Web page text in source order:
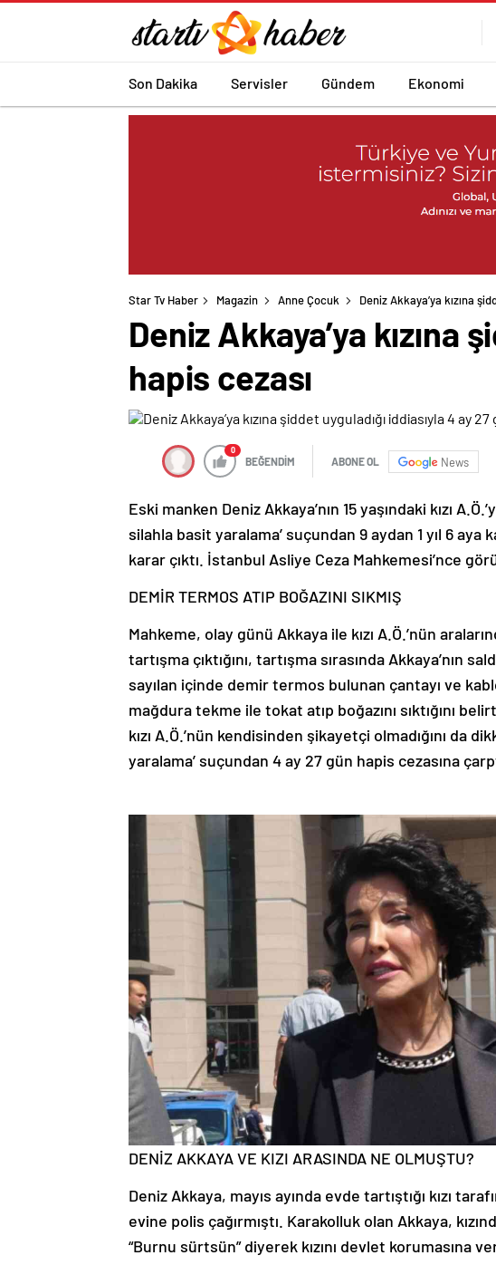
Son Dakika Servisler Gündem Ekonomi
Star Tv Haber Magazin Anne Çocuk Deniz Akkaya’ya kızına
Deniz Akkaya’ya kızına
hapis cezası
0
BEĞENDİM ABONE OL News
Eski manken Deniz Akkaya’nın 15 yaşındaki kızı
silahla basit yaralama’ suçundan 9 aydan 1 yıl 6 aya
karar çıktı. İstanbul Asliye Ceza Mahkemesi’nce
DEMİR TERMOS ATIP BOĞAZINI SIKMIŞ
Mahkeme, olay günü Akkaya ile kızı A.Ö.’nün
tartışma çıktığını, tartışma sırasında Akkaya’nın
sayılan içinde demir termos bulunan çantayı ve
mağdura tekme ile tokat atıp boğazını sıktığını
kızı A.Ö.’nün kendisinden şikayetçi olmadığını da
yaralama’ suçundan 4 ay 27 gün hapis cezasına
DENİZ AKKAYA VE KIZI ARASINDA NE OLMUŞTU?
Deniz Akkaya, mayıs ayında evde tartıştığı kızı
evine polis çağırmıştı. Karakolluk olan Akkaya,
“Burnu sürtsün” diyerek kızını devlet korumasına